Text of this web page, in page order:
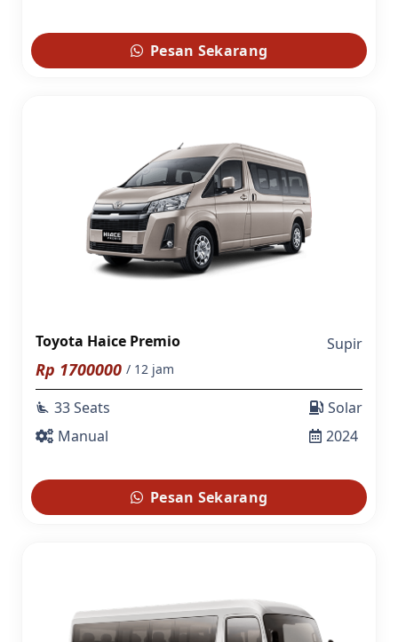
Pesan Sekarang
Toyota Haice Premio Supir
Rp 1700000 / 12 jam
airline_seat_recline_extra 33 Seats
Manual
Solar
2024
Pesan Sekarang